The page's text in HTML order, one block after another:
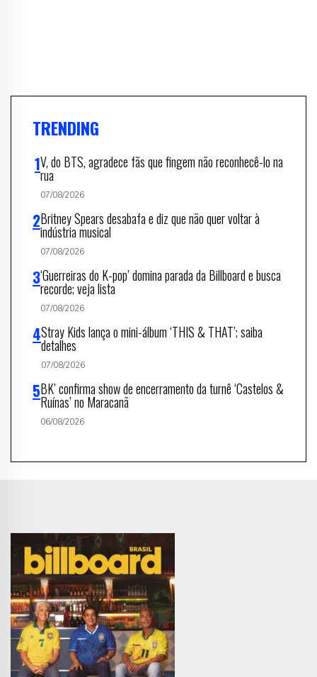
TRENDING
V, do BTS, agradece fãs que fingem não reconhecê-lo na
rua
07/08/2026
Britney Spears desabafa e diz que não quer voltar à
indústria musical
07/08/2026
‘Guerreiras do K-pop’ domina parada da Billboard e busca
recorde; veja lista
07/08/2026
Stray Kids lança o mini-álbum ‘THIS & THAT’; saiba
detalhes
07/08/2026
BK’ confirma show de encerramento da turnê ‘Castelos &
Ruínas’ no Maracanã
06/08/2026